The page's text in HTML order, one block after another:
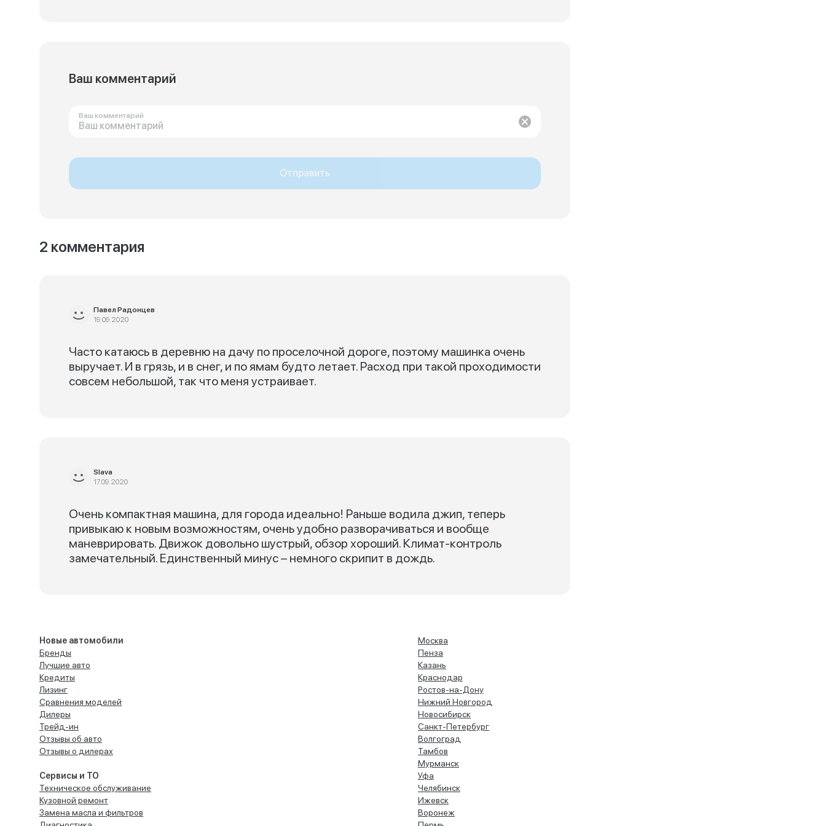
Ваш комментарий
Ваш комментарий
Отправить
2 комментария
Павел Радонцев
19.09.2020
Часто катаюсь в деревню на дачу по проселочной дороге, поэтому машинка очень
выручает. И в грязь, и в снег, и по ямам будто летает. Расход при такой проходимости
совсем небольшой, так что меня устраивает.
Slava
17.09.2020
Очень компактная машина, для города идеально! Раньше водила джип, теперь
привыкаю к новым возможностям, очень удобно разворачиваться и вообще
маневрировать. Движок довольно шустрый, обзор хороший. Климат-контроль
замечательный. Единственный минус – немного скрипит в дождь.
Новые автомобили
Бренды
Лучшие авто
Кредиты
Лизинг
Сравнения моделей
Дилеры
Трейд-ин
Отзывы об авто
Отзывы о дилерах
Сервисы и ТО
Техническое обслуживание
Кузовной ремонт
Замена масла и фильтров
Москва
Пенза
Казань
Краснодар
Ростов-на-Дону
Нижний Новгород
Новосибирск
Санкт-Петербург
Волгоград
Тамбов
Мурманск
Уфа
Челябинск
Ижевск
Воронеж